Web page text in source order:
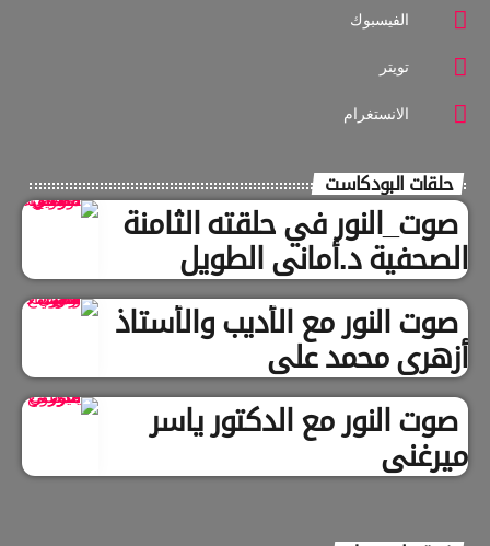
الفيسبوك
تويتر
الانستغرام
حلقات البودكاست
صوت_النور في حلقته الثامنة
الصحفية د.أماني الطويل
صوت النور مع الأديب والأستاذ
أزهري محمد علي
صوت النور مع الدكتور ياسر
ميرغني